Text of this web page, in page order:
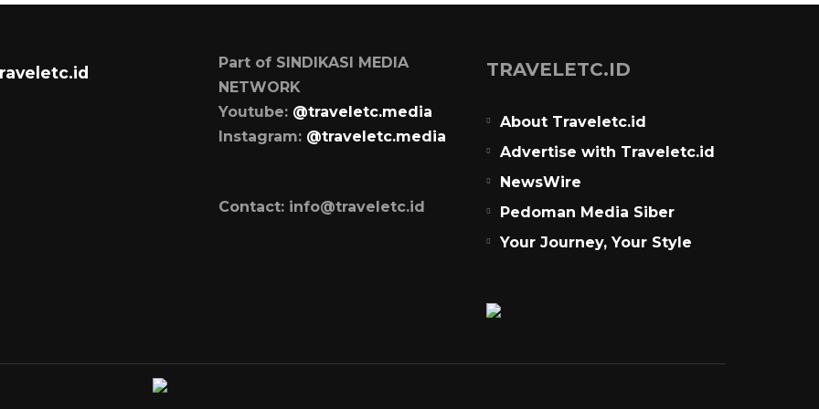
Part of SINDIKASI MEDIA
NETWORK
Youtube: @traveletc.media
Instagram: @traveletc.media
Contact: info@traveletc.id
TRAVELETC.ID
About Traveletc.id
Advertise with Traveletc.id
NewsWire
Pedoman Media Siber
Your Journey, Your Style